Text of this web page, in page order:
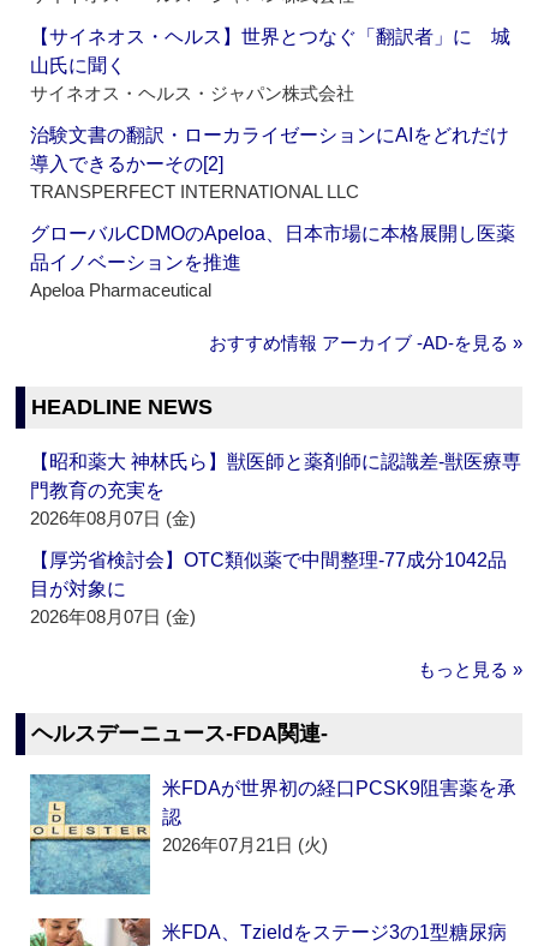
【サイネオス・ヘルス】世界とつなぐ「翻訳者」に 城
山氏に聞く
サイネオス・ヘルス・ジャパン株式会社
治験文書の翻訳・ローカライゼーションにAIをどれだけ
導入できるかーその[2]
TRANSPERFECT INTERNATIONAL LLC
グローバルCDMOのApeloa、日本市場に本格展開し医薬
品イノベーションを推進
Apeloa Pharmaceutical
おすすめ情報 アーカイブ ‐AD‐を見る »
HEADLINE NEWS
【昭和薬大 神林氏ら】獣医師と薬剤師に認識差‐獣医療専
門教育の充実を
2026年08月07日 (金)
【厚労省検討会】OTC類似薬で中間整理‐77成分1042品
目が対象に
2026年08月07日 (金)
もっと見る »
ヘルスデーニュース‐FDA関連‐
米FDAが世界初の経口PCSK9阻害薬を承
認
2026年07月21日 (火)
米FDA、Tzieldをステージ3の1型糖尿病